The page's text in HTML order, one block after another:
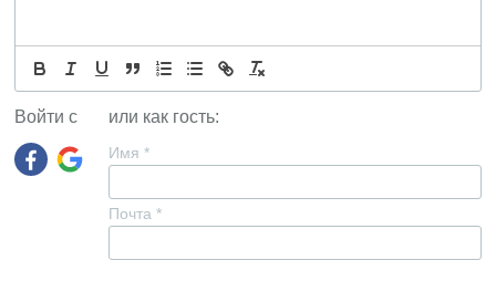
Войти с или как гость:
Имя *
Почта *